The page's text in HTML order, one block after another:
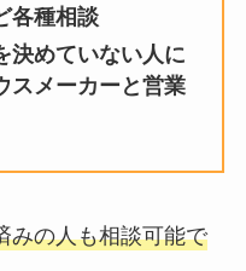
各種相談
決めていない人に
スメーカーと営業
みの人も相談可能で